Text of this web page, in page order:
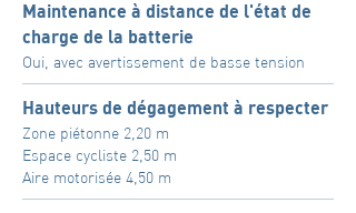
Maintenance à distance de l'état de
charge de la batterie
Oui, avec avertissement de basse tension
Hauteurs de dégagement à respecter
Zone piétonne 2,20 m
Espace cycliste 2,50 m
Aire motorisée 4,50 m